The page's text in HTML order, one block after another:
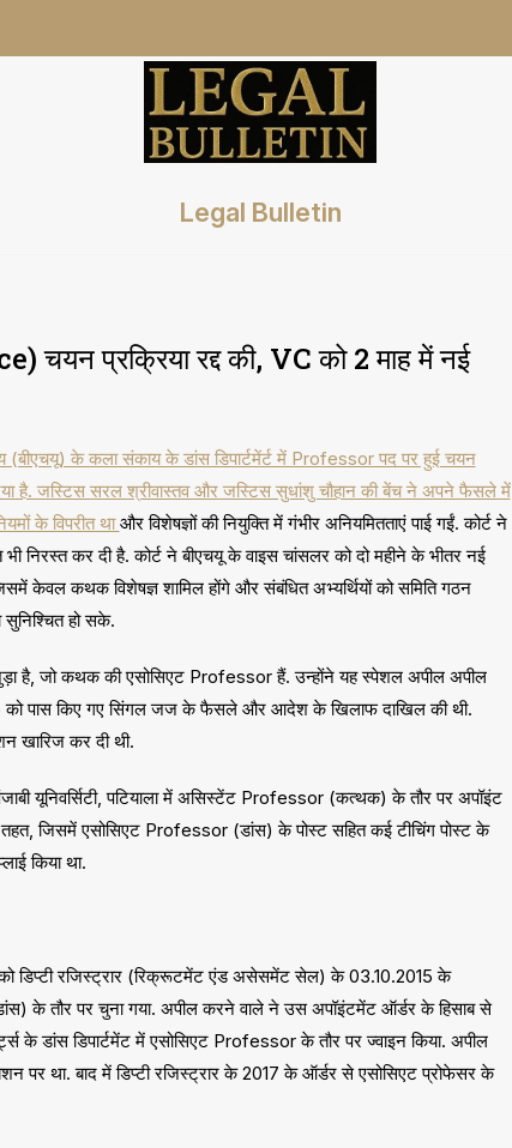
Legal Bulletin
चयन प्रक्रिया रद्द की, VC को 2 माह में नई
(बीएचयू) के कला संकाय के डांस डिपार्टमेंर्ट में Professor पद पर हुई चयन
है. जस्टिस सरल श्रीवास्तव और जस्टिस सुधांशु चौहान की बेंच ने अपने फैसले में
के विपरीत थाऔर विशेषज्ञों की नियुक्ति में गंभीर अनियमितताएं पाई गईं. कोर्ट ने
भी निरस्त कर दी है. कोर्ट ने बीएचयू के वाइस चांसलर को दो महीने के भीतर नई
केवल कथक विशेषज्ञ शामिल होंगे और संबंधित अभ्यर्थियों को समिति गठन
सुनिश्चित हो सके.
से जुड़ा है, जो कथक की एसोसिएट Professor हैं. उन्होंने यह स्पेशल अपील अपील
पास किए गए सिंगल जज के फैसले और आदेश के खिलाफ दाखिल की थी.
खारिज कर दी थी.
यूनिवर्सिटी, पटियाला में असिस्टेंट Professor (कत्थक) के तौर पर अपॉइंट
तहत, जिसमें एसोसिएट Professor (डांस) के पोस्ट सहित कई टीचिंग पोस्ट के
किया था.
डिप्टी रजिस्ट्रार (रिक्रूटमेंट एंड असेसमेंट सेल) के 03.10.2015 के
के तौर पर चुना गया. अपील करने वाले ने उस अपॉइंटमेंट ऑर्डर के हिसाब से
के डांस डिपार्टमेंट में एसोसिएट Professor के तौर पर ज्वाइन किया. अपील
पर था. बाद में डिप्टी रजिस्ट्रार के 2017 के ऑर्डर से एसोसिएट प्रोफेसर के